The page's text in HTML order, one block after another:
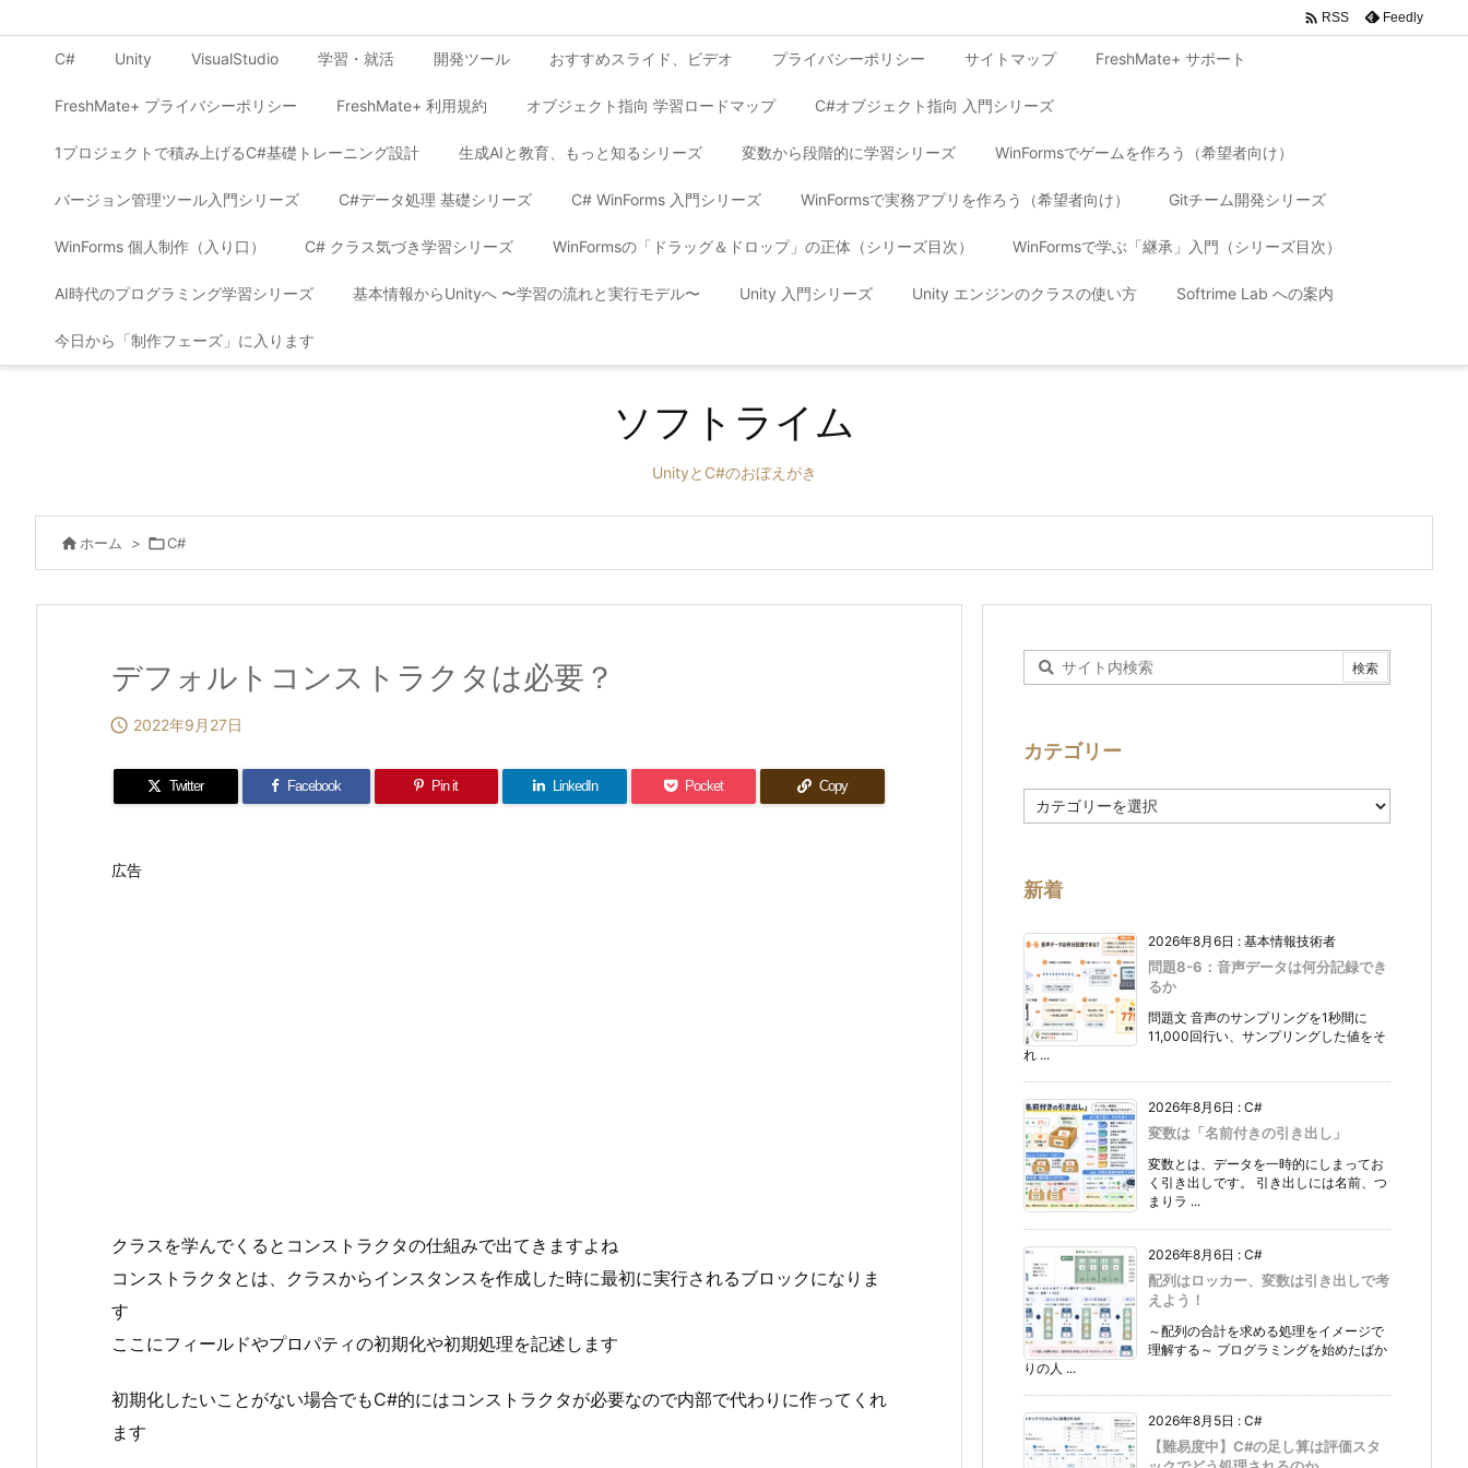
C# Unity VisualStudio 学習・就活 開発ツール おすすめスライド、ビデオ プライバシーポリシー サイトマップ FreshMate+ サポート
FreshMate+ プライバシーポリシー FreshMate+ 利用規約 オブジェクト指向 学習ロードマップ C#オブジェクト指向 入門シリーズ
1プロジェクトで積み上げるC#基礎トレーニング設計 生成AIと教育、もっと知るシリーズ 変数から段階的に学習シリーズ WinFormsでゲームを作ろう（希望者向け）
バージョン管理ツール入門シリーズ C#データ処理 基礎シリーズ C# WinForms 入門シリーズ WinFormsで実務アプリを作ろう（希望者向け） Gitチーム開発シリーズ
WinForms 個人制作（入り口） C# クラス気づき学習シリーズ WinFormsの「ドラッグ＆ドロップ」の正体（シリーズ目次） WinFormsで学ぶ「継承」入門（シリーズ目次）
AI時代のプログラミング学習シリーズ 基本情報からUnityへ 〜学習の流れと実行モデル〜 Unity 入門シリーズ Unity エンジンのクラスの使い方 Softrime Lab への案内
今日から「制作フェーズ」に入ります
 RSS Feedly
ソフトライム
UnityとC#のおぼえがき
 ホーム > C#
デフォルトコンストラクタは必要？
 2022年9月27日
Twitter Facebook Pin it LinkedIn Pocket Copy
広告
クラスを学んでくるとコンストラクタの仕組みで出てきますよね
コンストラクタとは、クラスからインスタンスを作成した時に最初に実行されるブロックになりま
す
ここにフィールドやプロパティの初期化や初期処理を記述します
初期化したいことがない場合でもC#的にはコンストラクタが必要なので内部で代わりに作ってくれ
ます
カテゴリー
テ
ー
新着
2026年8月6日 : 基本情報技術者
問題8-6：音声データは何分記録でき
るか
問題文 音声のサンプリングを1秒間に
11,000回行い、サンプリングした値をそ
れ ...
2026年8月6日 : C#
変数は「名前付きの引き出し」
変数とは、データを一時的にしまってお
く引き出しです。 引き出しには名前、つ
まりラ ...
2026年8月6日 : C#
配列はロッカー、変数は引き出しで考
えよう！
～配列の合計を求める処理をイメージで
理解する～ プログラミングを始めたばか
りの人 ...
2026年8月5日 : C#
【難易度中】C#の足し算は評価スタ